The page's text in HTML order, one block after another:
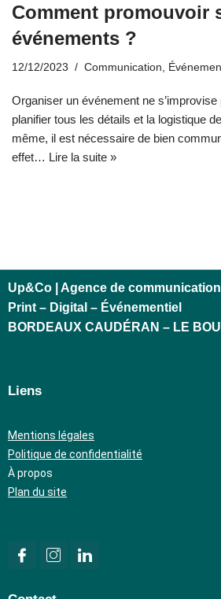
Comment promouvoir
événements ?
12/12/2023 Communication
Organiser un événement ne
planifier tous les détails et la logistique
même, il est nécessaire de bien
effet… Lire la suite »
Up&Co | Agence de communication
Print – Digital – Événementiel
BORDEAUX CAUDÉRAN – LE
Liens
Mentions légales
Politique de confidentialité
À propos
Plan du site